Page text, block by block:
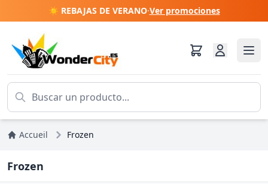
☀️ REBAJAS DE VERANO·Ver promociones
Accueil Frozen
Frozen